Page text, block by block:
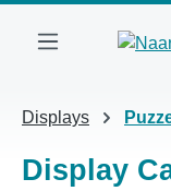
Displays
Display